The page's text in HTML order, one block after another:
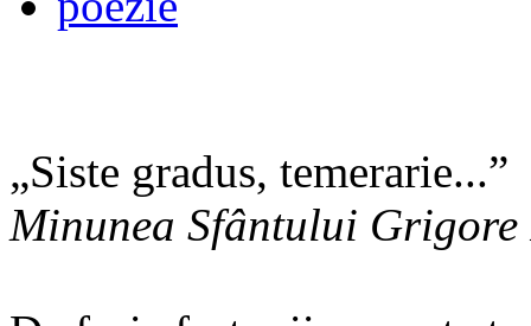
„Siste gradus, temerarie...”
Minunea Sfântului Grigore